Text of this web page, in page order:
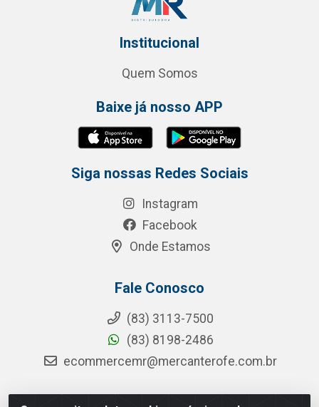
Institucional
Quem Somos
Baixe já nosso APP
Siga nossas Redes Sociais
Instagram
Facebook
Onde Estamos
Fale Conosco
(83) 3113-7500
(83) 8198-2486
ecommercemr@mercanterofe.com.br